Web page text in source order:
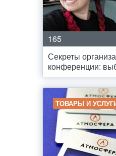
165
Секреты
конференции:
ТОВАРЫ И